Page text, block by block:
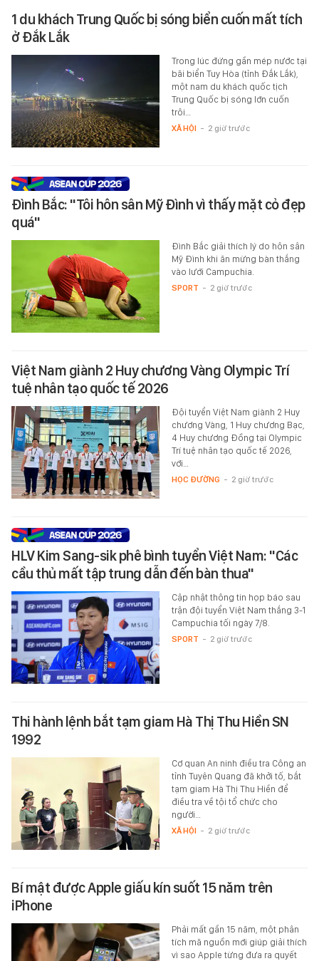
1 du khách Trung Quốc bị sóng biển cuốn mất tích
ở Đắk Lắk
Trong lúc đứng gần mép nước tại
bãi biển Tuy Hòa (tỉnh Đắk Lắk),
một nam du khách quốc tịch
Trung Quốc bị sóng lớn cuốn
trôi…
XÃ HỘI - 2 giờ trước
Đình Bắc: "Tôi hôn sân Mỹ Đình vì thấy mặt cỏ đẹp
quá"
Đình Bắc giải thích lý do hôn sân
Mỹ Đình khi ăn mừng bàn thắng
vào lưới Campuchia.
SPORT - 2 giờ trước
Việt Nam giành 2 Huy chương Vàng Olympic Trí
tuệ nhân tạo quốc tế 2026
Đội tuyển Việt Nam giành 2 Huy
chương Vàng, 1 Huy chương Bạc,
4 Huy chương Đồng tại Olympic
Trí tuệ nhân tạo quốc tế 2026,
với…
HỌC ĐƯỜNG - 2 giờ trước
HLV Kim Sang-sik phê bình tuyển Việt Nam: "Các
cầu thủ mất tập trung dẫn đến bàn thua"
Cập nhật thông tin họp báo sau
trận đội tuyển Việt Nam thắng 3-1
Campuchia tối ngày 7/8.
SPORT - 2 giờ trước
Thi hành lệnh bắt tạm giam Hà Thị Thu Hiền SN
1992
Cơ quan An ninh điều tra Công an
tỉnh Tuyên Quang đã khởi tố, bắt
tạm giam Hà Thị Thu Hiền để
điều tra về tội tổ chức cho
người…
XÃ HỘI - 2 giờ trước
Bí mật được Apple giấu kín suốt 15 năm trên
iPhone
Phải mất gần 15 năm, một phân
tích mã nguồn mới giúp giải thích
vì sao Apple từng đưa ra quyết